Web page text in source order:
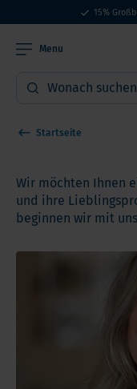
15%
Menu
Startseite
Wir möchten Ihnen
und ihre
beginnen wir mit